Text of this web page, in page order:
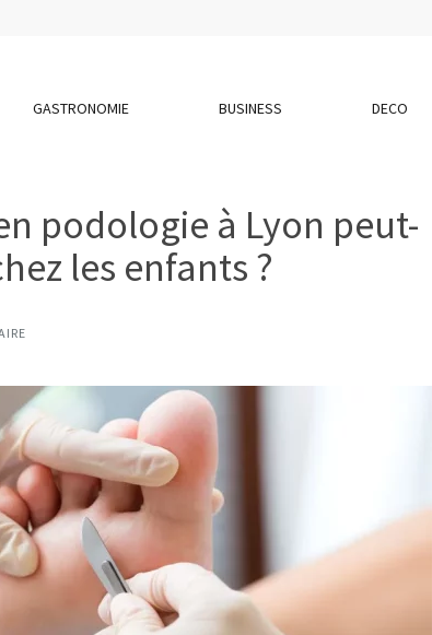
GASTRONOMIE BUSINESS DECO
podologie à Lyon peut-
les enfants ?